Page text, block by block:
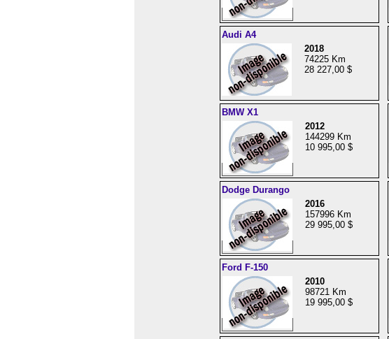
Audi A4
2018
74225 Km
28 227,00 $
BMW X1
2012
144299 Km
10 995,00 $
Dodge Durango
2016
157996 Km
29 995,00 $
Ford F-150
2010
98721 Km
19 995,00 $